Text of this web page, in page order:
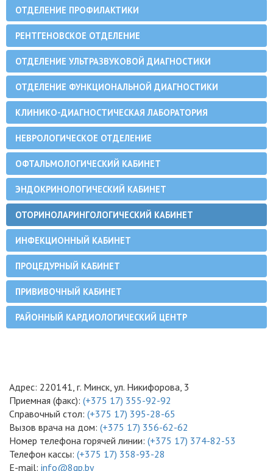
ОТДЕЛЕНИЕ ПРОФИЛАКТИКИ
РЕНТГЕНОВСКОЕ ОТДЕЛЕНИЕ
ОТДЕЛЕНИЕ УЛЬТРАЗВУКОВОЙ ДИАГНОСТИКИ
ОТДЕЛЕНИЕ ФУНКЦИОНАЛЬНОЙ ДИАГНОСТИКИ
КЛИНИКО-ДИАГНОСТИЧЕСКАЯ ЛАБОРАТОРИЯ
НЕВРОЛОГИЧЕСКОЕ ОТДЕЛЕНИЕ
ОФТАЛЬМОЛОГИЧЕСКИЙ КАБИНЕТ
ЭНДОКРИНОЛОГИЧЕСКИЙ КАБИНЕТ
ОТОРИНОЛАРИНГОЛОГИЧЕСКИЙ КАБИНЕТ
ИНФЕКЦИОННЫЙ КАБИНЕТ
ПРОЦЕДУРНЫЙ КАБИНЕТ
ПРИВИВОЧНЫЙ КАБИНЕТ
РАЙОННЫЙ КАРДИОЛОГИЧЕСКИЙ ЦЕНТР
Адрес: 220141, г. Минск, ул. Никифорова, 3
Приемная (факс): (+375 17) 355-92-92
Справочный стол: (+375 17) 395-28-65
Вызов врача на дом: (+375 17) 356-62-62
Номер телефона горячей линии: (+375 17) 374-82-53
Телефон кассы: (+375 17) 358-93-28
E-mail: info@8gp.by